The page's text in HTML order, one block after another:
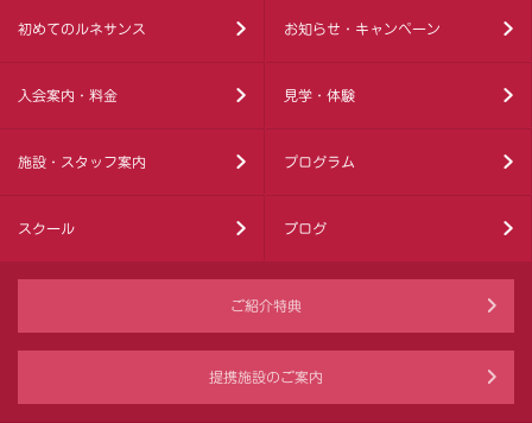
初めてのルネサンス お知らせ・キャンペーン
入会案内・料金 見学・体験
施設・スタッフ案内 プログラム
スクール ブログ
ご紹介特典
提携施設のご案内